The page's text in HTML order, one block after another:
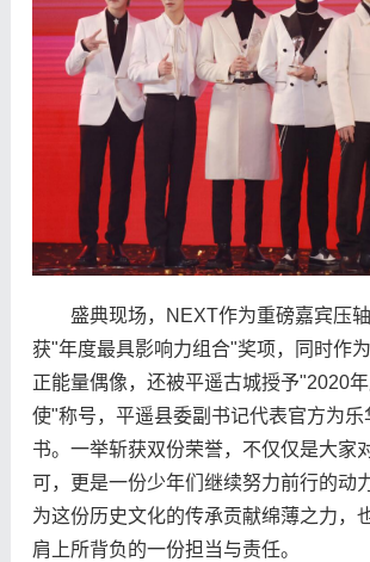
盛典现场，NEXT作为重磅嘉宾压轴
获"年度最具影响力组合"奖项，同时作
正能量偶像，还被平遥古城授予"2020
使"称号，平遥县委副书记代表官方为
书。一举斩获双份荣誉，不仅仅是大家
可，更是一份少年们继续努力前行的动
为这份历史文化的传承贡献绵薄之力，
肩上所背负的一份担当与责任。